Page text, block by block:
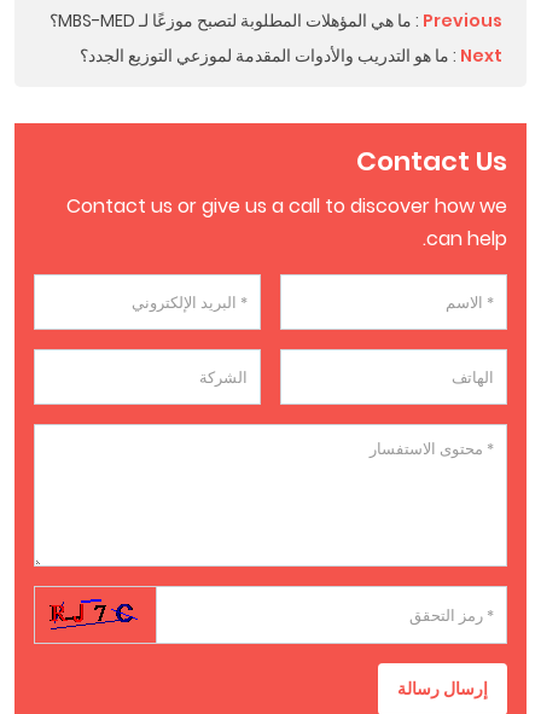
Previous
: ما هي المؤهلات المطلوبة لتصبح موزعًا لـ MBS-MED؟
Next
: ما هو التدريب والأدوات المقدمة لموزعي التوزيع الجدد؟
Contact Us
Contact us or give us a call to discover how we
can help.
إرسال رسالة